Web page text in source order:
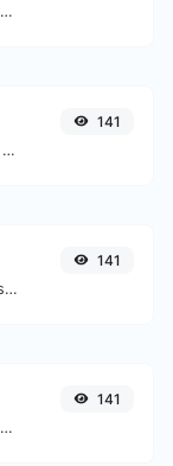
Converta facilmente arquivos de imagem GIF para WEBP.
Gere um hash SHA-3/512 para qualquer entrada de texto.
141
Gere facilmente sua própria assinatura personalizada e faça download com facilidade.
141
Converta facilmente arquivos de imagem JPG para PNG.
141